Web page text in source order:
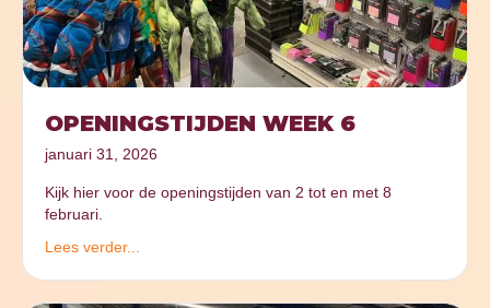
OPENINGSTIJDEN WEEK 6
januari 31, 2026
Kijk hier voor de openingstijden van 2 tot en met 8
februari.
Lees verder...